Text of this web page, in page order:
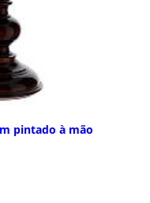
pintado à mão